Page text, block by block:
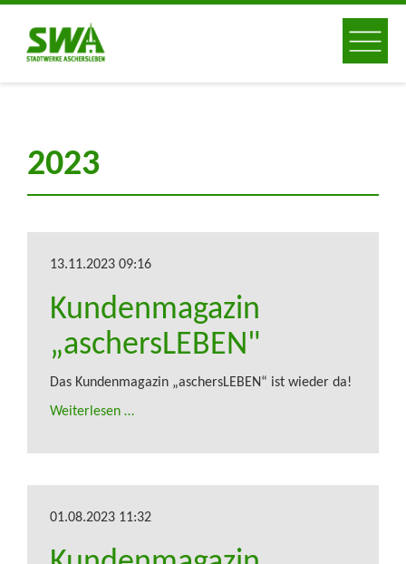
2023
13.11.2023 09:16
Kundenmagazin
„aschersLEBEN"
Das Kundenmagazin „aschersLEBEN“ ist wieder da!
Weiterlesen …
01.08.2023 11:32